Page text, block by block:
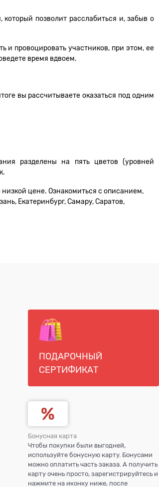
позволит расслабиться и, забыв о
и провоцировать участников, при этом, ее
время вдвоем.
вы рассчитываете оказаться под одним
разделены на пять цветов (уровней
цене. Ознакомиться с описанием,
Екатеринбург, Самару, Саратов,
ПОДАРОЧНЫЙ
СЕРТИФИКАТ
Бонусная карта
Чтобы покупки были выгодней,
используйте бонусную карту. Бонусами
можно оплатить часть заказа. А получить
карту очень просто, зарегистрируйтесь и
нажмите на иконку ниже, после